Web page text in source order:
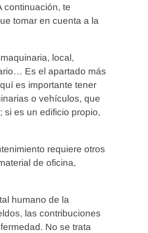
continuación, te
tomar en cuenta a la
local,
Es el apartado más
es importante tener
o vehículos, que
si es un edificio propio,
requiere otros
de oficina,
humano de la
las contribuciones
No se trata